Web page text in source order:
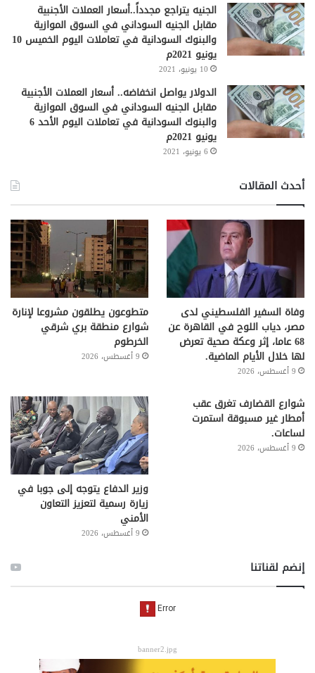
الجنيه يتراجع مجدداً..أسعار العملات الأجنبية
مقابل الجنيه السوداني في السوق الموازية
والبنوك السودانية في تعاملات اليوم الخميس 10
يونيو 2021م
10 يونيو، 2021
الدولار يواصل انخفاضه.. أسعار العملات الأجنبية
مقابل الجنيه السوداني في السوق الموازية
والبنوك السودانية في تعاملات اليوم الأحد 6
يونيو 2021م
6 يونيو، 2021
أحدث المقالات
وفاة السفير الفلسطيني لدى
مصر، دياب اللوح في القاهرة عن
68 عاما، إثر وعكة صحية تعرض
لها خلال الأيام الماضية.
9 أغسطس، 2026
متطوعون يطلقون مشروعا لإنارة
شوارع منطقة بري شرقي
الخرطوم
9 أغسطس، 2026
شوارع القضارف تغرق عقب
أمطار غير مسبوقة استمرت
لساعات.
9 أغسطس، 2026
وزير الدفاع يتوجه إلى جوبا في
زيارة رسمية لتعزيز التعاون
الأمني
9 أغسطس، 2026
إنضم لقناتنا
banner2.jpg